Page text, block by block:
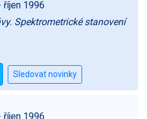
říjen 1996
Spektrometrické stanovení
říjen 1996